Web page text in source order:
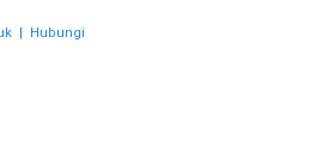
| Hubungi